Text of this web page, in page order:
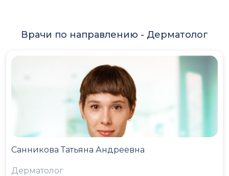
Врачи по направлению - Дерматолог
Санникова Татьяна Андреевна
Дерматолог